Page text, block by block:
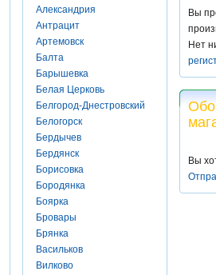
Александрия
Антрацит
Артемовск
Балта
Барышевка
Белая Церковь
Белгород-Днестровский
Белогорск
Бердычев
Бердянск
Борисовка
Бородянка
Боярка
Бровары
Брянка
Васильков
Вилково
Вы
Нет
Вы